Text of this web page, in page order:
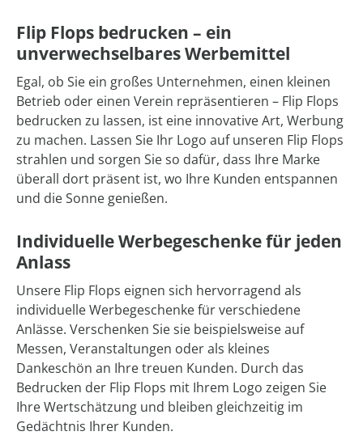
Flip Flops bedrucken – ein
unverwechselbares Werbemittel
Egal, ob Sie ein großes Unternehmen, einen kleinen
Betrieb oder einen Verein repräsentieren – Flip Flops
bedrucken zu lassen, ist eine innovative Art, Werbung
zu machen. Lassen Sie Ihr Logo auf unseren Flip Flops
strahlen und sorgen Sie so dafür, dass Ihre Marke
überall dort präsent ist, wo Ihre Kunden entspannen
und die Sonne genießen.
Individuelle Werbegeschenke für jeden
Anlass
Unsere Flip Flops eignen sich hervorragend als
individuelle Werbegeschenke für verschiedene
Anlässe. Verschenken Sie sie beispielsweise auf
Messen, Veranstaltungen oder als kleines
Dankeschön an Ihre treuen Kunden. Durch das
Bedrucken der Flip Flops mit Ihrem Logo zeigen Sie
Ihre Wertschätzung und bleiben gleichzeitig im
Gedächtnis Ihrer Kunden.